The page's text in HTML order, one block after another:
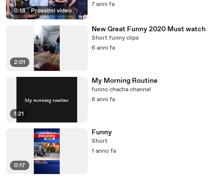
0:18 | Prossimi video
7 anni fa
2:01
New Great Funny 2020 Must watch
Short funny clips
6 anni fa
1:21
My Morning Routine
funno chacha channel
6 anni fa
0:17
Funny
Short
1 anno fa